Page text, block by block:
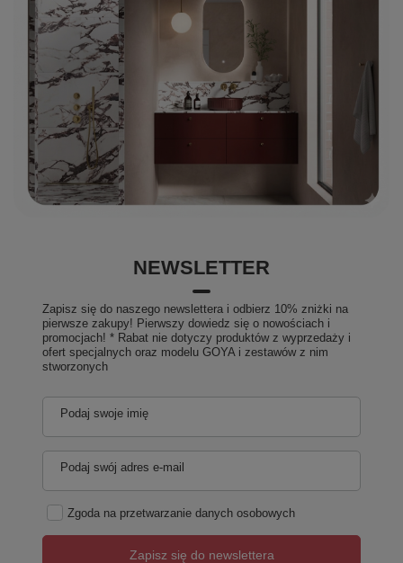
NEWSLETTER
Zapisz się do naszego newslettera i odbierz 10% zniżki na
pierwsze zakupy! Pierwszy dowiedz się o nowościach i
promocjach! * Rabat nie dotyczy produktów z wyprzedaży i
ofert specjalnych oraz modelu GOYA i zestawów z nim
stworzonych
Podaj swoje imię
Podaj swój adres e-mail
Zgoda na przetwarzanie danych osobowych
Zapisz się do newslettera